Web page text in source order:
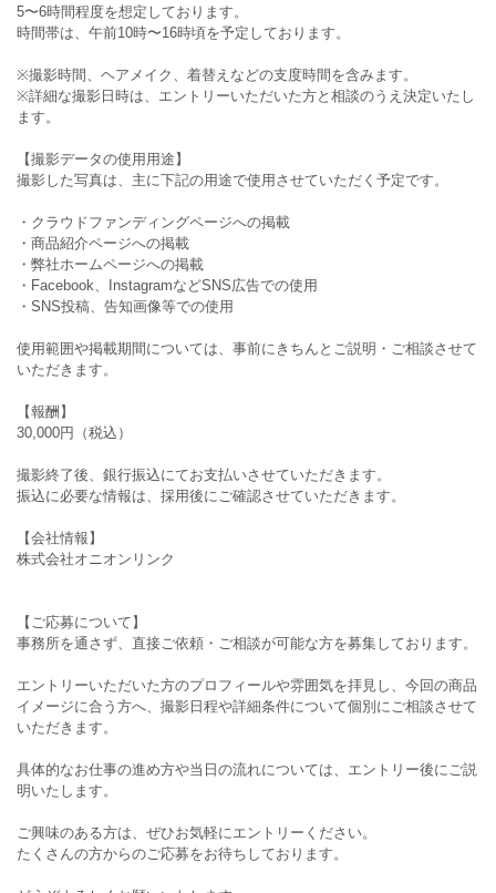
5〜6時間程度を想定しております。
時間帯は、午前10時〜16時頃を予定しております。
※撮影時間、ヘアメイク、着替えなどの支度時間を含みます。
※詳細な撮影日時は、エントリーいただいた方と相談のうえ決定いたし
ます。
【撮影データの使用用途】
撮影した写真は、主に下記の用途で使用させていただく予定です。
・クラウドファンディングページへの掲載
・商品紹介ページへの掲載
・弊社ホームページへの掲載
・Facebook、InstagramなどSNS広告での使用
・SNS投稿、告知画像等での使用
使用範囲や掲載期間については、事前にきちんとご説明・ご相談させて
いただきます。
【報酬】
30,000円（税込）
撮影終了後、銀行振込にてお支払いさせていただきます。
振込に必要な情報は、採用後にご確認させていただきます。
【会社情報】
株式会社オニオンリンク
【ご応募について】
事務所を通さず、直接ご依頼・ご相談が可能な方を募集しております。
エントリーいただいた方のプロフィールや雰囲気を拝見し、今回の商品
イメージに合う方へ、撮影日程や詳細条件について個別にご相談させて
いただきます。
具体的なお仕事の進め方や当日の流れについては、エントリー後にご説
明いたします。
ご興味のある方は、ぜひお気軽にエントリーください。
たくさんの方からのご応募をお待ちしております。